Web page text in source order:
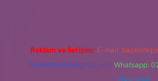
Reklam ve İletişim: E-mail:
forumhizmeti@gmail.com Whatsapp: